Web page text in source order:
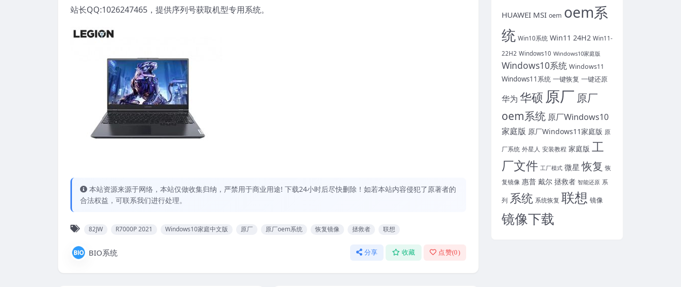
站长QQ:1026247465，提供序列号获取机型专用系统。
本站资源来源于网络，本站仅做收集归纳，严禁用于商业用途! 下载24小时后尽快删除！如若本站内容侵犯了原著者的
合法权益，可联系我们进行处理。
82JW R7000P 2021 Windows10家庭中文版 原厂 原厂oem系统 恢复镜像 拯救者 联想
BIO系统 分享 收藏 点赞(0)
HUAWEI MSI oem oem系
统 Win10系统 Win11 24H2 Win11-
22H2 Windows10 Windows10家庭版
Windows10系统 Windows11
Windows11系统 一键恢复 一键还原
华为 华硕 原厂 原厂
oem系统 原厂Windows10
家庭版 原厂Windows11家庭版 原
厂系统 外星人 安装教程 家庭版 工
厂文件 工厂模式 微星 恢复 恢
复镜像 惠普 戴尔 拯救者 智能还原 系
列 系统 系统恢复 联想 镜像
镜像下载